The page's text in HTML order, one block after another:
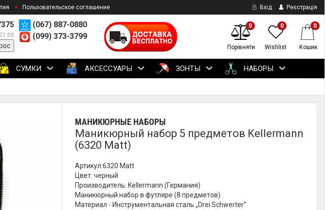
Пользовательское соглашение Вхід Реєстрація
(067) 887-0880
(099) 373-3799
0
Порівняти
0
Wishlist
0
Кошик
СУМКИ АКСЕССУАРЫ ЗОНТЫ НАБОРЫ
МАНИКЮРНЫЕ НАБОРЫ
Маникюрный набор 5 предметов Kellermann
(6320 Matt)
Артикул:6320 Matt​
Цвет: черный
Производитель: Kellermann (Германия)
Маникюрный набор в футляре (8 предметов).
Материал - Инструментальная сталь „Drei Schwerter“​